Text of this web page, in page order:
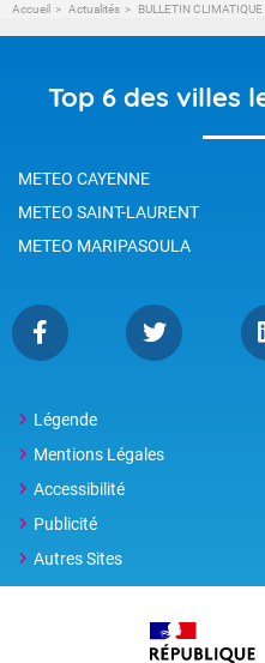
Accueil Actualités BULLETIN
Top 6 des villes
METEO CAYENNE
METEO SAINT-LAURENT
METEO MARIPASOULA
Légende
Mentions Légales
Accessibilité
Publicité
Autres Sites